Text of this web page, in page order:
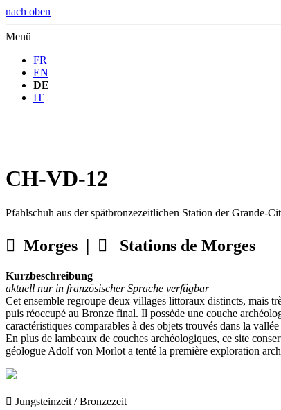
nach oben
Menü
FR
EN
DE
IT
CH-VD-12
Pfahlschuh aus der spätbronzezeitlichen Station der Grande-
 Morges |  Stations de Morges
Kurzbeschreibung
aktuell nur in französischer Sprache verfügbar
Cet ensemble regroupe deux villages littoraux distincts, mais
puis réoccupé au Bronze final. Il possède une couche
caractéristiques comparables à des objets trouvés dans la
En plus de lambeaux de couches archéologiques, ce site
géologue Adolf von Morlot a tenté la première exploration
 Jungsteinzeit / Bronzezeit